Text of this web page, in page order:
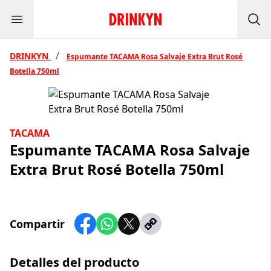
Menu Inicio Drinkyn
DRINKYN /
Espumante TACAMA Rosa Salvaje Extra Brut Rosé
Botella 750ml
TACAMA
Espumante TACAMA Rosa Salvaje
Extra Brut Rosé Botella 750ml
Compartir
Detalles del producto